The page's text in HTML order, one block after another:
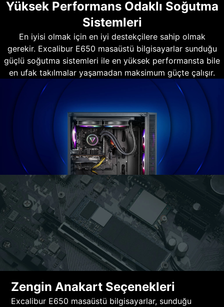
Yüksek Performans Odaklı Soğutma
Sistemleri
En iyisi olmak için en iyi destekçilere sahip olmak
gerekir. Excalibur E650 masaüstü bilgisayarlar sunduğu
güçlü soğutma sistemleri ile en yüksek performansta bile
en ufak takılmalar yaşamadan maksimum güçte çalışır.
Zengin Anakart Seçenekleri
Excalibur E650 masaüstü bilgisayarlar, sunduğu